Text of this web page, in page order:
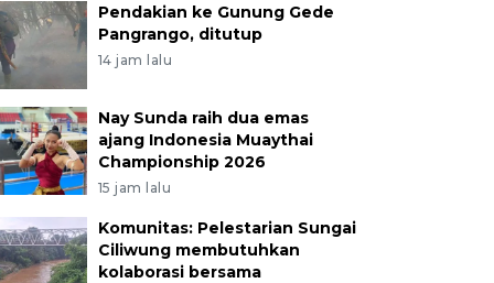
Pendakian ke Gunung Gede
Pangrango, ditutup
14 jam lalu
Nay Sunda raih dua emas
ajang Indonesia Muaythai
Championship 2026
15 jam lalu
Komunitas: Pelestarian Sungai
Ciliwung membutuhkan
kolaborasi bersama